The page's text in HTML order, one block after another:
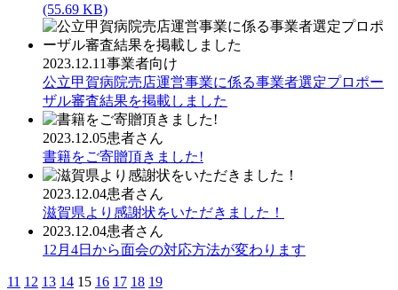
(55.69 KB)
2023.12.11事業者向け
公立甲賀病院売店運営事業に係る事業者選定プロポー
ザル審査結果を掲載しました
2023.12.05患者さん
書籍をご寄贈頂きました!
2023.12.04患者さん
滋賀県より感謝状をいただきました！
2023.12.04患者さん
12月4日から面会の対応方法が変わります
11 12 13 14 15 16 17 18 19